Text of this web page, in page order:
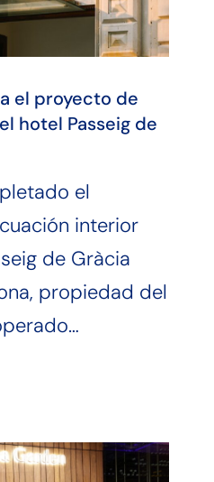
el proyecto de
hotel Passeig de
el
interior
de Gràcia
propiedad del